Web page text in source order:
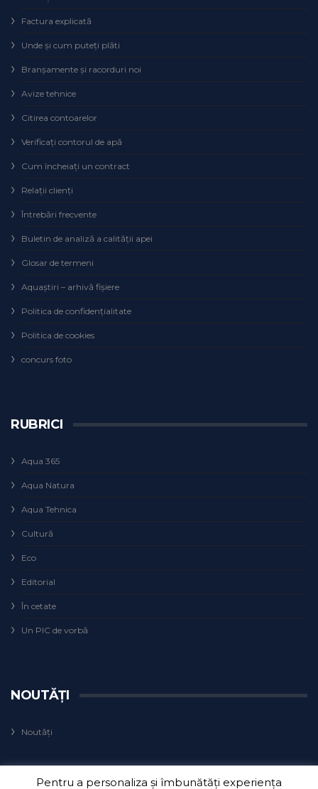
Factura explicată
Unde și cum puteţi plăti
Branșamente și racorduri noi
Avize tehnice
Citirea contoarelor
Verificaţi contorul de apă
Cum încheiaţi un contract
Relaţii clienţi
Întrebări frecvente
Buletin de analiză a calităţii apei
Glosar de termeni
Aquaștiri – arhivă fișiere
Politica de confidențialitate
Politica de cookies
concurs foto
RUBRICI
Aqua 365
Aqua Natura
Aqua Tehnica
Cultură
Eco
Editorial
În cetate
Un PIC de vorbă
NOUTĂȚI
Noutăți
Pentru a personaliza și îmbunătăți experiența